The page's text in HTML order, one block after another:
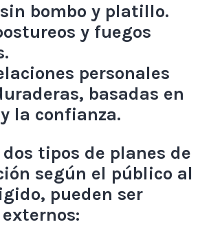
bombo y platillo.
y fuegos
personales
basadas en
la confianza.
tipos de planes de
según el público al
pueden ser